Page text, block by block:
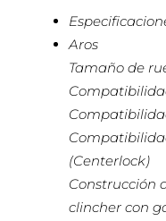
Aros
Tamaño de
(Centerlock)
Construcción
clincher con